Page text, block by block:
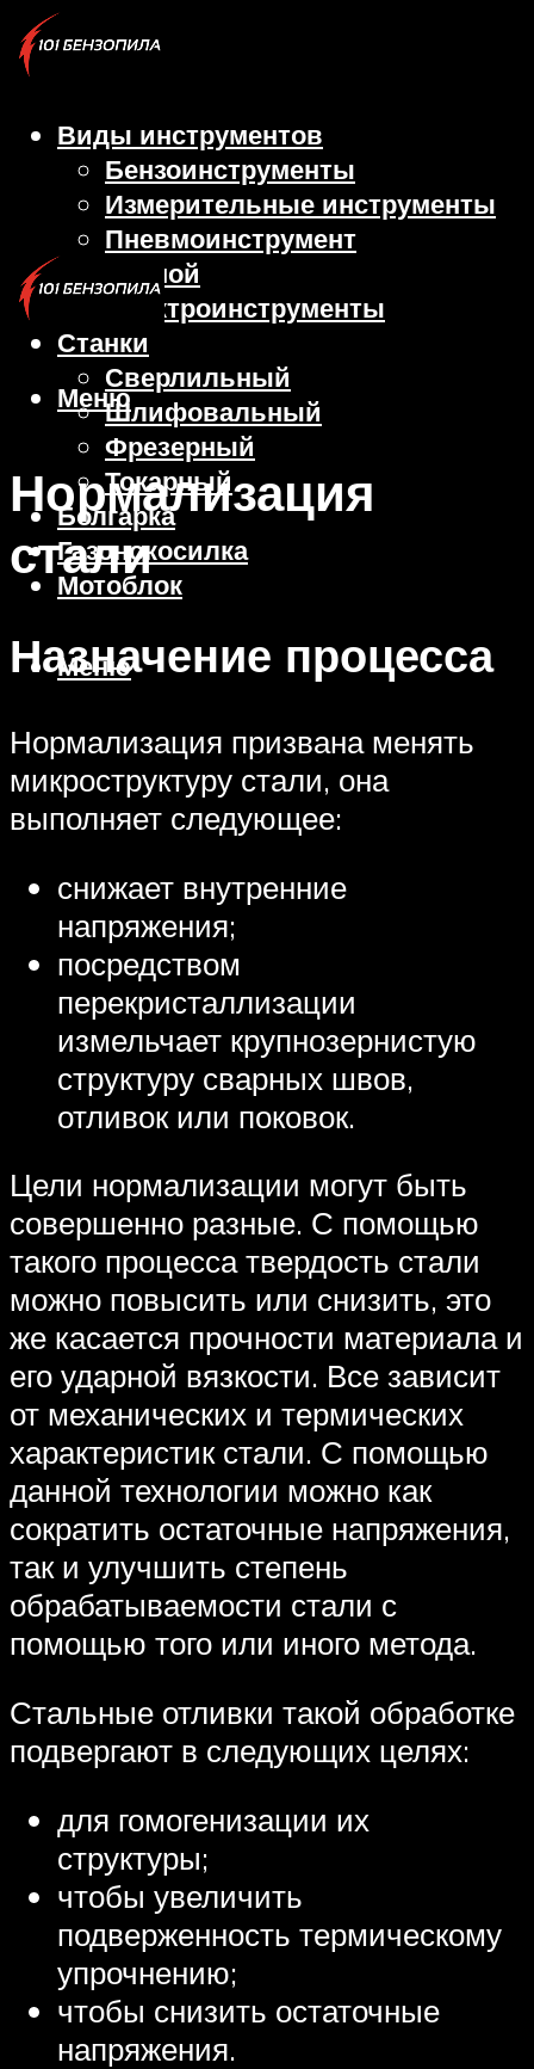
Виды инструментов
Бензоинструменты
Измерительные инструменты
Пневмоинструмент
Ручной
Электроинструменты
Станки
Сверлильный
Шлифовальный
Фрезерный
Токарный
Болгарка
Газонокосилка
Мотоблок
Меню
Меню
Нормализация
стали
Назначение процесса
Нормализация призвана менять
микроструктуру стали, она
выполняет следующее:
снижает внутренние
напряжения;
посредством
перекристаллизации
измельчает крупнозернистую
структуру сварных швов,
отливок или поковок.
Цели нормализации могут быть
совершенно разные. С помощью
такого процесса твердость стали
можно повысить или снизить, это
же касается прочности материала и
его ударной вязкости. Все зависит
от механических и термических
характеристик стали. С помощью
данной технологии можно как
сократить остаточные напряжения,
так и улучшить степень
обрабатываемости стали с
помощью того или иного метода.
Стальные отливки такой обработке
подвергают в следующих целях:
для гомогенизации их
структуры;
чтобы увеличить
подверженность термическому
упрочнению;
чтобы снизить остаточные
напряжения.